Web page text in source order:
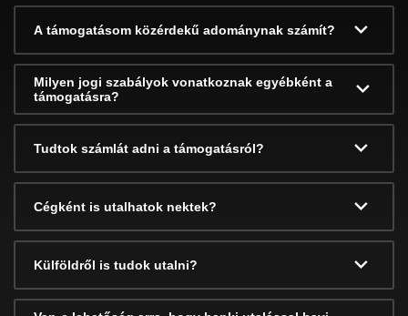
A támogatásom közérdekű adománynak számít?
Milyen jogi szabályok vonatkoznak egyébként a
támogatásra?
Tudtok számlát adni a támogatásról?
Cégként is utalhatok nektek?
Külföldről is tudok utalni?